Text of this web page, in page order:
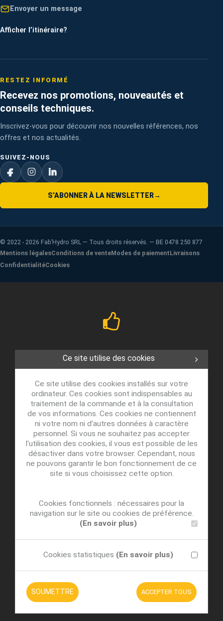
Envoyer un message
Afficher l’itinéraire?
RESTEZ INFORMÉ
Recevez nos promotions, nouveautés et
conseils techniques.
Inscrivez-vous pour découvrir nos nouvelles références, nos
offres et nos actualités.
SUIVEZ-NOUS
S’ABONNER À LA NEWSLETTER→
© 2022 - 2026 Fab’Hydro SRL — Tous droits réservés. — BE 0478 250 877
Mentions légalesConditions de venteModes de paiementLivraisons
ConfidentialitéCookies
Ce site utilise des cookies
Ce site utilise des cookies installés sur votre
ordinateur. Ces cookies sont indispensables au
traitement de la commande et à la consultation
de vos informations. Ces cookies ne contiennent
ni votre nom ni d'autres données à caractère
personnel. Si vous ne souhaitez pas accepter
l'utilisation des cookies, il vous est possible de les
désactiver dans votre browser. Cependant, nous
ne pouvons garantir le bon fonctionnement de ce
site si vous choisissez cette option.
Cookies fonctionnels : nécessaires pour la
navigation sur le site ou cookies de préférence.
(En savoir plus)
Cookies statistiques (En savoir plus)
SOUMETTRE ACCEPTER TOUS